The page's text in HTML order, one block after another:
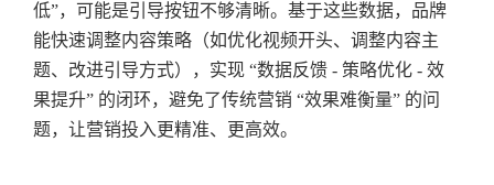
低”，可能是引导按钮不够清晰。基于这些数据，品牌
能快速调整内容策略（如优化视频开头、调整内容主
题、改进引导方式），实现 “数据反馈 - 策略优化 - 效
果提升” 的闭环，避免了传统营销 “效果难衡量” 的问
题，让营销投入更精准、更高效。